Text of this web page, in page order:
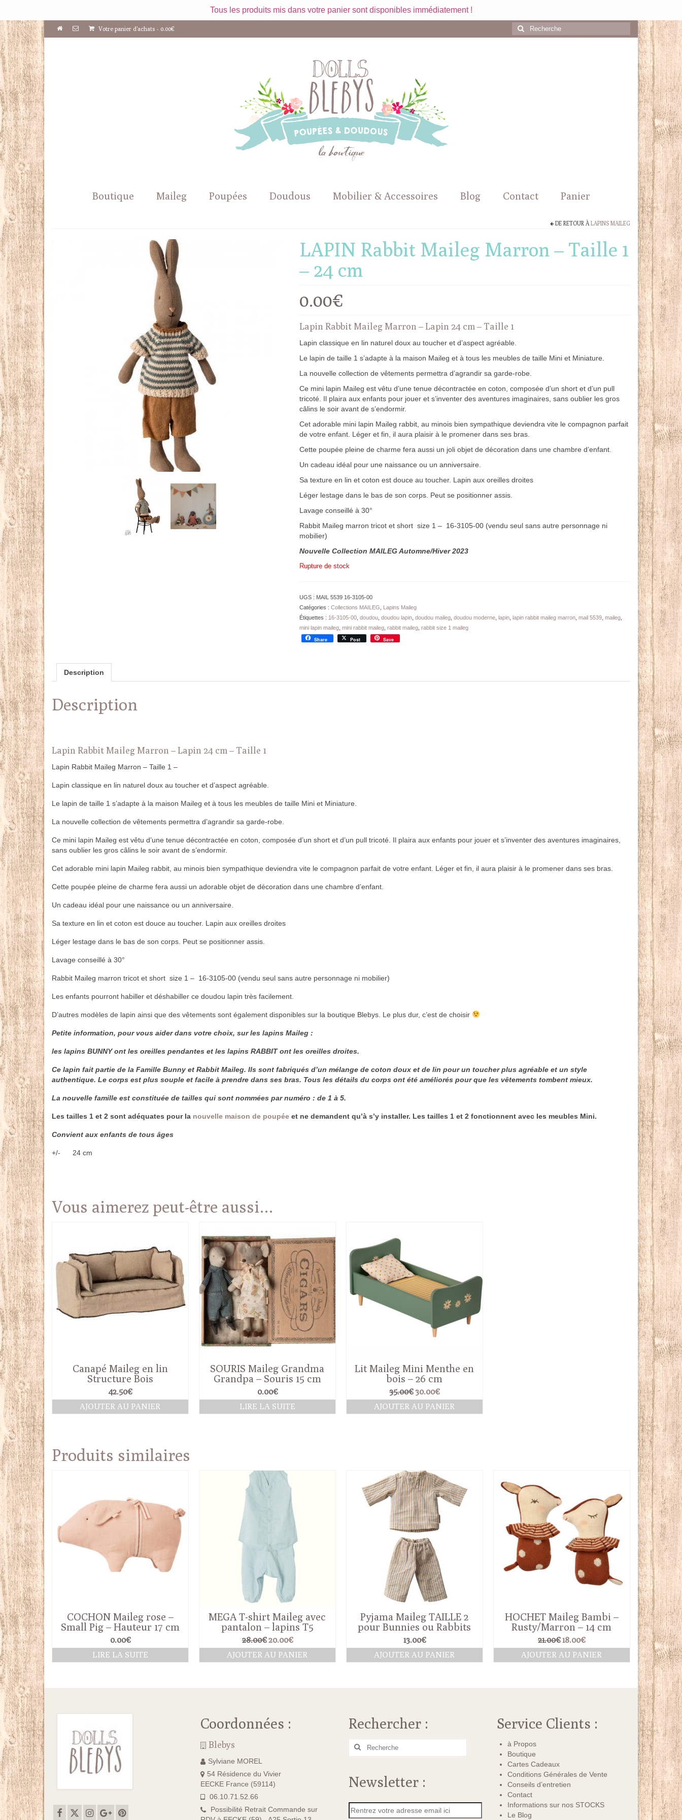
Tous les produits mis dans votre panier sont disponibles immédiatement !
Votre panier d'achats - 0.00€
Rechercher
:
Boutique Maileg Poupées Doudous Mobilier & Accessoires Blog Contact Panier
DE RETOUR À LAPINS MAILEG
LAPIN Rabbit Maileg Marron – Taille 1
– 24 cm
0.00€
Lapin Rabbit Maileg Marron – Lapin 24 cm – Taille 1
Lapin classique en lin naturel doux au toucher et d’aspect agréable.
Le lapin de taille 1 s’adapte à la maison Maileg et à tous les meubles de taille Mini et Miniature.
La nouvelle collection de vêtements permettra d’agrandir sa garde-robe.
Ce mini lapin Maileg est vêtu d’une tenue décontractée en coton, composée d’un short et d’un pull
tricoté. Il plaira aux enfants pour jouer et s’inventer des aventures imaginaires, sans oublier les gros
câlins le soir avant de s’endormir.
Cet adorable mini lapin Maileg rabbit, au minois bien sympathique deviendra vite le compagnon parfait
de votre enfant. Léger et fin, il aura plaisir à le promener dans ses bras.
Cette poupée pleine de charme fera aussi un joli objet de décoration dans une chambre d’enfant.
Un cadeau idéal pour une naissance ou un anniversaire.
Sa texture en lin et coton est douce au toucher. Lapin aux oreilles droites
Léger lestage dans le bas de son corps. Peut se positionner assis.
Lavage conseillé à 30°
Rabbit Maileg marron tricot et short size 1 – 16-3105-00 (vendu seul sans autre personnage ni
mobilier)
Nouvelle Collection MAILEG Automne/Hiver 2023
Rupture de stock
UGS : MAIL 5539 16-3105-00
Catégories : Collections MAILEG
Lapins Maileg
Étiquettes : 16-3105-00, doudou, doudou lapin, doudou maileg, doudou moderne, lapin, lapin rabbit maileg marron, mail 5539, maileg,
mini lapin maileg, mini rabbit maileg, rabbit maileg, rabbit size 1 maileg
Share Post Save
Description
Description
Lapin Rabbit Maileg Marron – Lapin 24 cm – Taille 1
Lapin Rabbit Maileg Marron – Taille 1 –
Lapin classique en lin naturel doux au toucher et d’aspect agréable.
Le lapin de taille 1 s’adapte à la maison Maileg et à tous les meubles de taille Mini et Miniature.
La nouvelle collection de vêtements permettra d’agrandir sa garde-robe.
Ce mini lapin Maileg est vêtu d’une tenue décontractée en coton, composée d’un short et d’un pull tricoté. Il plaira aux enfants pour jouer et s’inventer des aventures imaginaires,
sans oublier les gros câlins le soir avant de s’endormir.
Cet adorable mini lapin Maileg rabbit, au minois bien sympathique deviendra vite le compagnon parfait de votre enfant. Léger et fin, il aura plaisir à le promener dans ses bras.
Cette poupée pleine de charme fera aussi un adorable objet de décoration dans une chambre d’enfant.
Un cadeau idéal pour une naissance ou un anniversaire.
Sa texture en lin et coton est douce au toucher. Lapin aux oreilles droites
Léger lestage dans le bas de son corps. Peut se positionner assis.
Lavage conseillé à 30°
Rabbit Maileg marron tricot et short size 1 – 16-3105-00 (vendu seul sans autre personnage ni mobilier)
Les enfants pourront habiller et déshabiller ce doudou lapin très facilement.
D’autres modèles de lapin ainsi que des vêtements sont également disponibles sur la boutique Blebys. Le plus dur, c’est de choisir
Petite information, pour vous aider dans votre choix, sur les lapins Maileg :
les lapins BUNNY ont les oreilles pendantes et les lapins RABBIT ont les oreilles droites.
Ce lapin fait partie de la Famille Bunny et Rabbit Maileg. Ils sont fabriqués d’un mélange de coton doux et de lin pour un toucher plus agréable et un style
authentique. Le corps est plus souple et facile à prendre dans ses bras. Tous les détails du corps ont été améliorés pour que les vêtements tombent mieux.
La nouvelle famille est constituée de tailles qui sont nommées par numéro : de 1 à 5.
Les tailles 1 et 2 sont adéquates pour la nouvelle maison de poupée et ne demandent qu’à s’y installer. Les tailles 1 et 2 fonctionnent avec les meubles Mini.
Convient aux enfants de tous âges
+/- 24 cm
Vous aimerez peut-être aussi…
Canapé Maileg en lin
Structure Bois
42.50€
AJOUTER AU PANIER
SOURIS Maileg Grandma
Grandpa – Souris 15 cm
0.00€
LIRE LA SUITE
Lit Maileg Mini Menthe en
bois – 26 cm
35.00€ Le
prix
initial
30.00€Le
prix
actuel
AJOUTER AU PANIER
Produits similaires
COCHON Maileg rose –
Small Pig – Hauteur 17 cm
0.00€
LIRE LA SUITE
MEGA T-shirt Maileg avec
pantalon – lapins T5
28.00€ Le
prix
initial
20.00€Le
prix
actuel
AJOUTER AU PANIER
Pyjama Maileg TAILLE 2
pour Bunnies ou Rabbits
13.00€
AJOUTER AU PANIER
HOCHET Maileg Bambi –
Rusty/Marron – 14 cm
21.00€ Le
prix
initial
18.00€Le
prix
actuel
AJOUTER AU PANIER
Coordonnées :
Blebys
Sylviane MOREL
54 Résidence du Vivier
EECKE France (59114)
06.10.71.52.66
Possibilité Retrait Commande sur
Rechercher :
Rechercher
Newsletter :
Service Clients :
à Propos
Boutique
Cartes Cadeaux
Conditions Générales de Vente
Conseils d’entretien
Contact
Informations sur nos STOCKS
Le Blog